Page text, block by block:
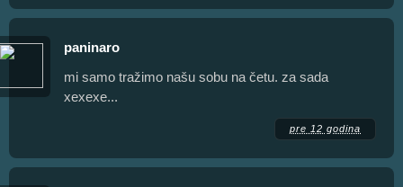
paninaro
mi samo tražimo našu sobu na četu. za sada
xexexe...
pre 12 godina